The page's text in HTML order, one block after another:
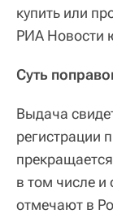
купить или
РИА Новости
Суть
Выдача
регистрации
в том числе и
отмечают в